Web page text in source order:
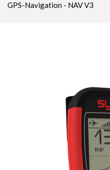
Parachutes Secours
OCCASIONS Parc École
PROMOTIONS
GPS-Navigation - NAV V3